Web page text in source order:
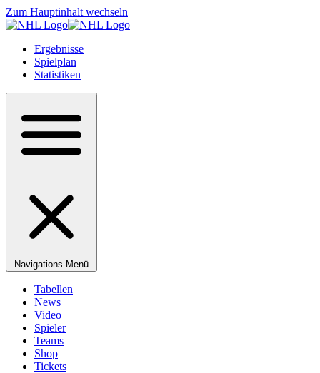
Zum Hauptinhalt wechseln
Ergebnisse
Spielplan
Statistiken
Navigations-Menü
Tabellen
News
Video
Spieler
Teams
Shop
Tickets